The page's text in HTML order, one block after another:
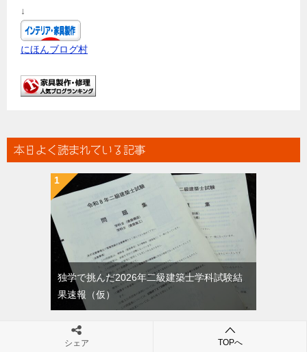
↓
にほんブログ村
本日よく読まれている記事
独学で挑んだ2026年二級建築士学科試験結
果速報（仮）
シェア TOPへ